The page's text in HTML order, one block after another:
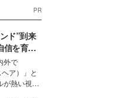
PR
ド”到来
信を育む
て？
外で
ア）」と
が熱い視線